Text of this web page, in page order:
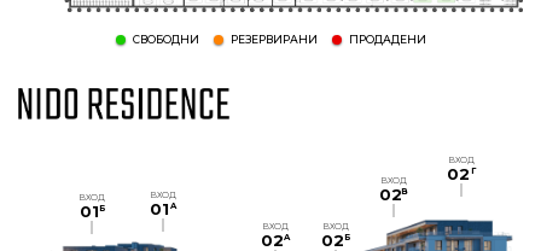
СВОБОДНИ РЕЗЕРВИРАНИ ПРОДАДЕНИ
ВХОД
01 A
ВХОД
01Б
ВХОД
02A
ВХОД
02Б
ВХОД
02В
ВХОД
02 Г